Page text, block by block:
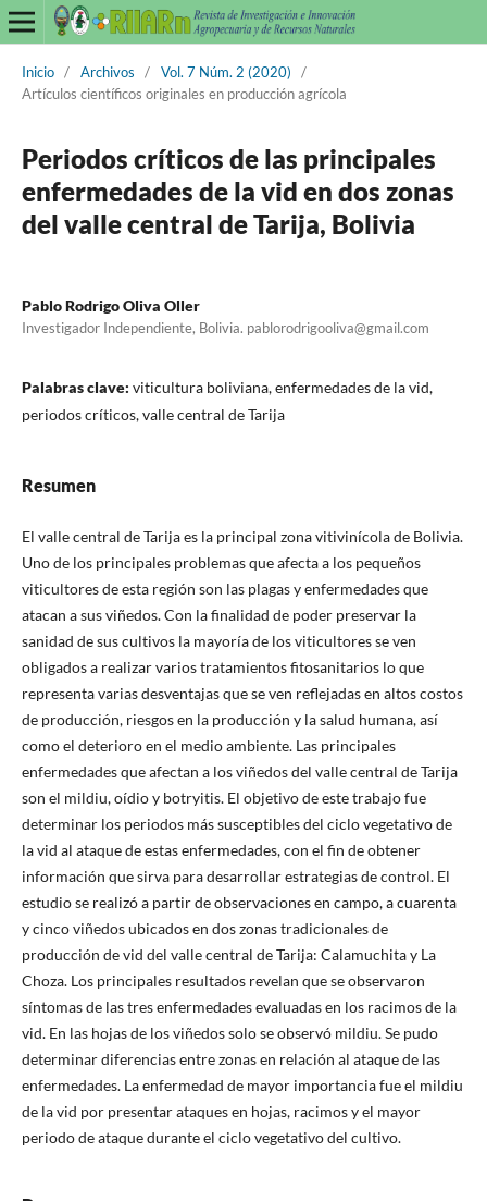
Inicio / Archivos / Vol. 7 Núm. 2 (2020)
/
Artículos científicos originales en producción agrícola
Periodos críticos de las principales
enfermedades de la vid en dos zonas
del valle central de Tarija, Bolivia
Pablo Rodrigo Oliva Oller
Investigador Independiente, Bolivia. pablorodrigooliva@gmail.com
Palabras clave: viticultura boliviana, enfermedades de la vid,
periodos críticos, valle central de Tarija
Resumen
El valle central de Tarija es la principal zona vitivinícola de Bolivia.
Uno de los principales problemas que afecta a los pequeños
viticultores de esta región son las plagas y enfermedades que
atacan a sus viñedos. Con la finalidad de poder preservar la
sanidad de sus cultivos la mayoría de los viticultores se ven
obligados a realizar varios tratamientos fitosanitarios lo que
representa varias desventajas que se ven reflejadas en altos costos
de producción, riesgos en la producción y la salud humana, así
como el deterioro en el medio ambiente. Las principales
enfermedades que afectan a los viñedos del valle central de Tarija
son el mildiu, oídio y botryitis. El objetivo de este trabajo fue
determinar los periodos más susceptibles del ciclo vegetativo de
la vid al ataque de estas enfermedades, con el fin de obtener
información que sirva para desarrollar estrategias de control. El
estudio se realizó a partir de observaciones en campo, a cuarenta
y cinco viñedos ubicados en dos zonas tradicionales de
producción de vid del valle central de Tarija: Calamuchita y La
Choza. Los principales resultados revelan que se observaron
síntomas de las tres enfermedades evaluadas en los racimos de la
vid. En las hojas de los viñedos solo se observó mildiu. Se pudo
determinar diferencias entre zonas en relación al ataque de las
enfermedades. La enfermedad de mayor importancia fue el mildiu
de la vid por presentar ataques en hojas, racimos y el mayor
periodo de ataque durante el ciclo vegetativo del cultivo.